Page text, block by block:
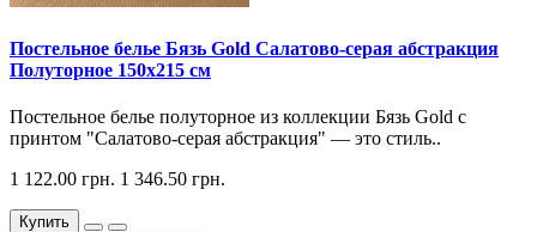
Постельное белье Бязь Gold Салатово-серая абстракция
Полуторное 150х215 см
Постельное белье полуторное из коллекции Бязь Gold с
принтом "Салатово-серая абстракция" — это стиль..
1 122.00 грн. 1 346.50 грн.
Купить